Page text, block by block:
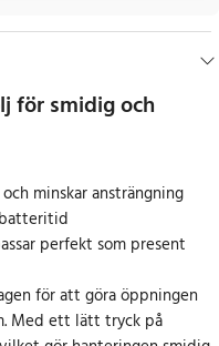
för smidig och
minskar ansträngning
perfekt som present
för att göra öppningen
Med ett lätt tryck på